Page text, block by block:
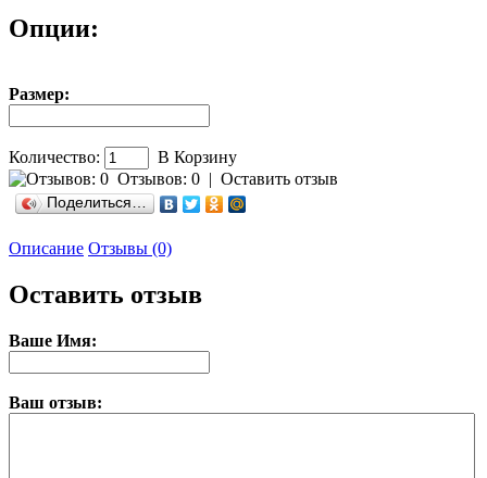
Опции:
Размер:
Количество:
В Корзину
Отзывов: 0 | Оставить отзыв
Поделиться…
Описание Отзывы (0)
Оставить отзыв
Ваше Имя:
Ваш отзыв: